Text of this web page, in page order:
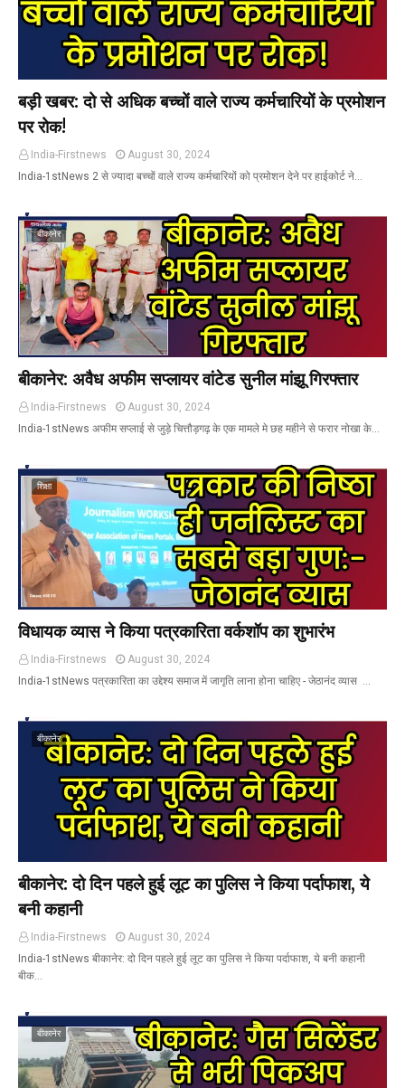
बड़ी खबर: दो से अधिक बच्चों वाले राज्य कर्मचारियों के प्रमोशन
पर रोक!
India-Firstnews
August 30, 2024
India-1stNews 2 से ज्यादा बच्चों वाले राज्य कर्मचारियों को प्रमोशन देने पर हाईकोर्ट ने…
बीकानेर
बीकानेर: अवैध अफीम सप्लायर वांटेड सुनील मांझू गिरफ्तार
India-Firstnews
August 30, 2024
India-1stNews अफीम सप्लाई से जुड़े चित्तौड़गढ़ के एक मामले मे छह महीने से फरार नोखा के…
शिक्षा
विधायक व्यास ने किया पत्रकारिता वर्कशॉप का शुभारंभ
India-Firstnews
August 30, 2024
India-1stNews पत्रकारिता का उद्देश्य समाज में जागृति लाना होना चाहिए - जेठानंद व्यास …
बीकानेर
बीकानेर: दो दिन पहले हुई लूट का पुलिस ने किया पर्दाफाश, ये
बनी कहानी
India-Firstnews
August 30, 2024
India-1stNews बीकानेर: दो दिन पहले हुई लूट का पुलिस ने किया पर्दाफाश, ये बनी कहानी
बीक…
बीकानेर